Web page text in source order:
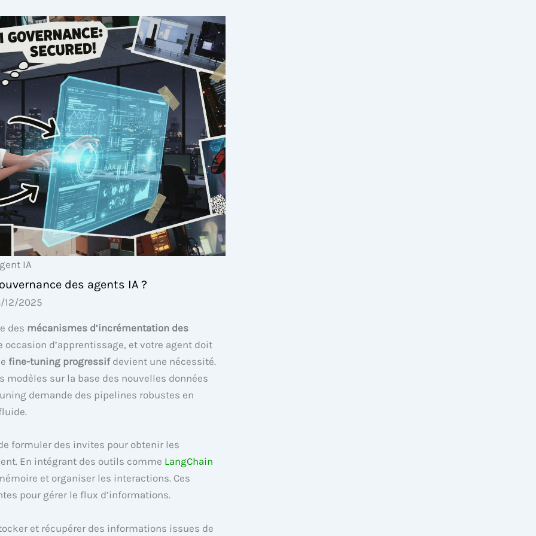
IA
des agents IA ?
12/2025
des mécanismes d’incrémentation des
occasion d’apprentissage, et votre agent doit
fine-tuning progressifdevient une nécessité.
sur la base des nouvelles données
demande des pipelines robustes en
de formuler des invites pour obtenir les
En intégrant des outils comme LangChain
et organiser les interactions. Ces
pour gérer le flux d’informations.
et récupérer des informations issues de